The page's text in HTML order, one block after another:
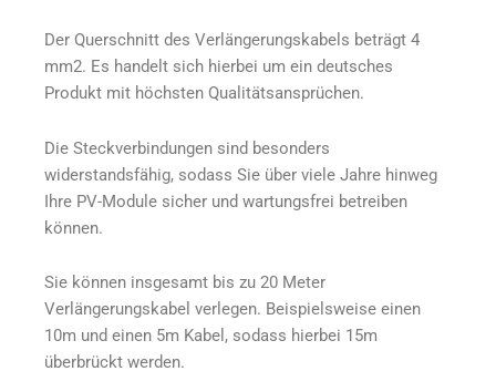
Der Querschnitt des Verlängerungskabels beträgt 4
mm2. Es handelt sich hierbei um ein deutsches
Produkt mit höchsten Qualitätsansprüchen.
Die Steckverbindungen sind besonders
widerstandsfähig, sodass Sie über viele Jahre hinweg
Ihre PV-Module sicher und wartungsfrei betreiben
können.
Sie können insgesamt bis zu 20 Meter
Verlängerungskabel verlegen. Beispielsweise einen
10m und einen 5m Kabel, sodass hierbei 15m
überbrückt werden.